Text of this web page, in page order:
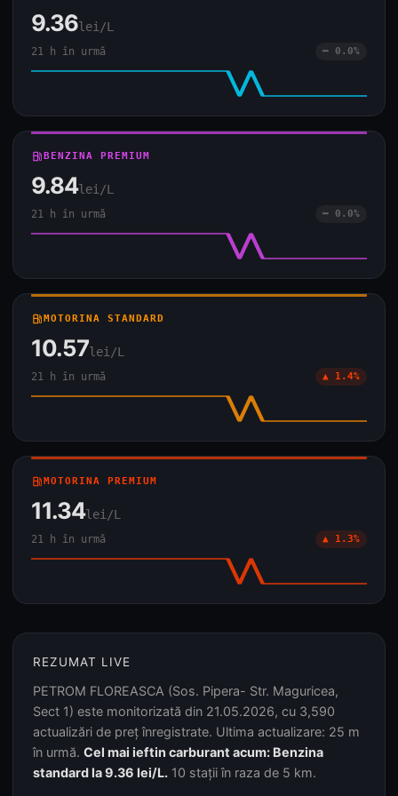
9.36lei/L
21 h în urmă ━ 0.0%
local_gas_stationBENZINA PREMIUM
9.84lei/L
21 h în urmă ━ 0.0%
local_gas_stationMOTORINA STANDARD
10.57lei/L
21 h în urmă ▲ 1.4%
local_gas_stationMOTORINA PREMIUM
11.34lei/L
21 h în urmă ▲ 1.3%
REZUMAT LIVE
PETROM FLOREASCA (Sos. Pipera- Str. Maguricea,
Sect 1) este monitorizată din 21.05.2026, cu 3,590
actualizări de preț înregistrate. Ultima actualizare: 25 m
în urmă. Cel mai ieftin carburant acum: Benzina
standard la 9.36 lei/L. 10 stații în raza de 5 km.